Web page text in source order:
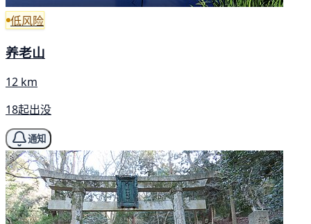
低风险
养老山
12 km
18起出没
通知